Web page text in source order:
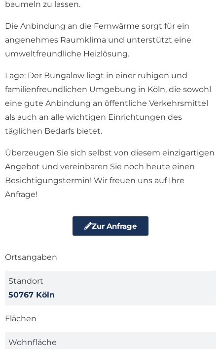
baumeln zu lassen.
Die Anbindung an die Fernwärme sorgt für ein
angenehmes Raumklima und unterstützt eine
umweltfreundliche Heizlösung.
Lage: Der Bungalow liegt in einer ruhigen und
familienfreundlichen Umgebung in Köln, die sowohl
eine gute Anbindung an öffentliche Verkehrsmittel
als auch an alle wichtigen Einrichtungen des
täglichen Bedarfs bietet.
Überzeugen Sie sich selbst von diesem einzigartigen
Angebot und vereinbaren Sie noch heute einen
Besichtigungstermin! Wir freuen uns auf Ihre
Anfrage!
Zur Anfrage
Ortsangaben
Standort
50767 Köln
Flächen
Wohnfläche